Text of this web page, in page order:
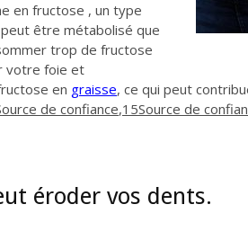
en fructose , un type
être métabolisé que
trop de fructose
votre foie et
en graisse, ce qui peut
de confiance,15Source de
éroder vos dents.